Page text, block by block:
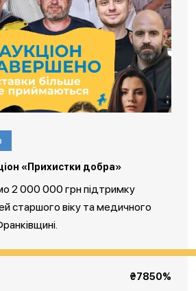
«Прихистки добра»
2 000 000 грн підтримку
старшого віку та медичного
₴7850%